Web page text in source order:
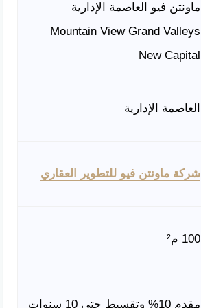
ماونتن فيو العاصمة الإدارية
Mountain View Grand Valleys
New Capital
العاصمة الإدارية
شركة ماونتن فيو للتطوير العقاري
100 م²
مقدم 10% وتقسيط حتى 10 سنوات